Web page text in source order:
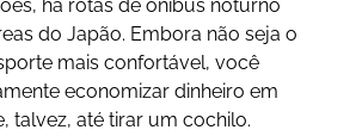
há rotas de ônibus noturno
do Japão. Embora não seja o
mais confortável, você
economizar dinheiro em
talvez, até tirar um cochilo.